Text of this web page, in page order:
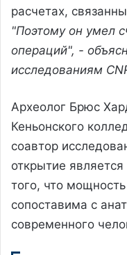
расчетах,
"Поэтому он умел
операций", -
исследованиям
Археолог Брюс
Кеньонского
соавтор
открытие
того, что
сопоставима с
современного